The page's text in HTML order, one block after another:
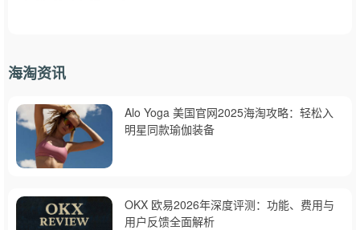
海淘资讯
Alo Yoga 美国官网2025海淘攻略：轻松入
明星同款瑜伽装备
OKX 欧易2026年深度评测：功能、费用与
用户反馈全面解析